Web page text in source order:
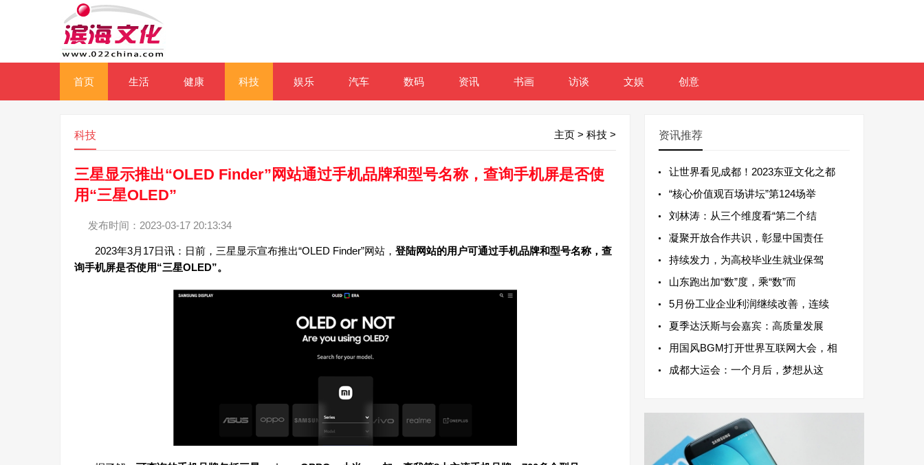
首页 生活 健康 科技 娱乐 汽车 数码 资讯 书画 访谈 文娱 创意
主页 > 科技 >
科技
三星显示推出“OLED Finder”网站通过手机品牌和型号名称，查询手机屏是否使
用“三星OLED”
发布时间：2023-03-17 20:13:34
2023年3月17日讯：日前，三星显示宣布推出“OLED Finder”网站， 登陆网站的用户可通过手机品牌和型号名称，查
询手机屏是否使用“三星OLED”。
资讯推荐
让世界看见成都！2023东亚文化之都
“核心价值观百场讲坛”第124场举
刘林涛：从三个维度看“第二个结
凝聚开放合作共识，彰显中国责任
持续发力，为高校毕业生就业保驾
山东跑出加“数”度，乘“数”而
5月份工业企业利润继续改善，连续
夏季达沃斯与会嘉宾：高质量发展
用国风BGM打开世界互联网大会，相
成都大运会：一个月后，梦想从这